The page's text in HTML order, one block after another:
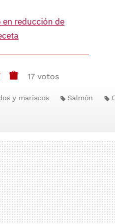
en reducción de
17 votos
y mariscos Salmón